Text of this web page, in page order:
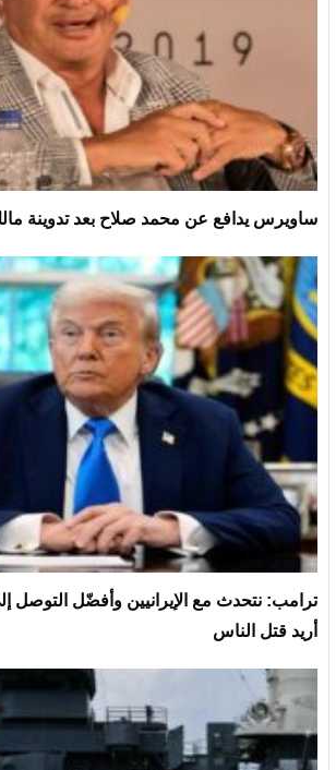
ساويرس يدافع عن محمد صلاح بعد تدوينة
ترامب: نتحدث مع الإيرانيين وأفضّل التوصل
أريد قتل الناس